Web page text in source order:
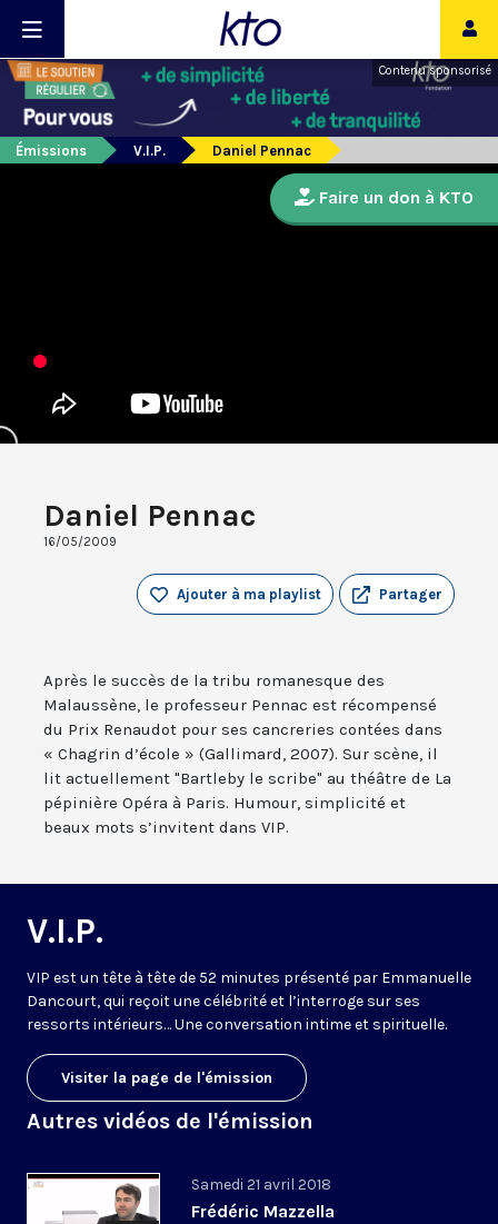
Contenu sponsorisé
Émissions V.I.P. Daniel Pennac
Daniel Pennac
16/05/2009
Partager
Ajouter à ma playlist
Après le succès de la tribu romanesque des
Malaussène, le professeur Pennac est récompensé
du Prix Renaudot pour ses cancreries contées dans
« Chagrin d’école » (Gallimard, 2007). Sur scène, il
lit actuellement "Bartleby le scribe" au théâtre de La
pépinière Opéra à Paris. Humour, simplicité et
beaux mots s’invitent dans VIP.
V.I.P.
VIP est un tête à tête de 52 minutes présenté par Emmanuelle
Dancourt, qui reçoit une célébrité et l’interroge sur ses
ressorts intérieurs… Une conversation intime et spirituelle.
Visiter la page de l'émission
Autres vidéos de l'émission
Samedi 21 avril 2018
Frédéric Mazzella
Faire un don à KTO